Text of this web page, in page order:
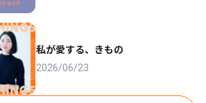
私が愛する、きもの
2026/06/23